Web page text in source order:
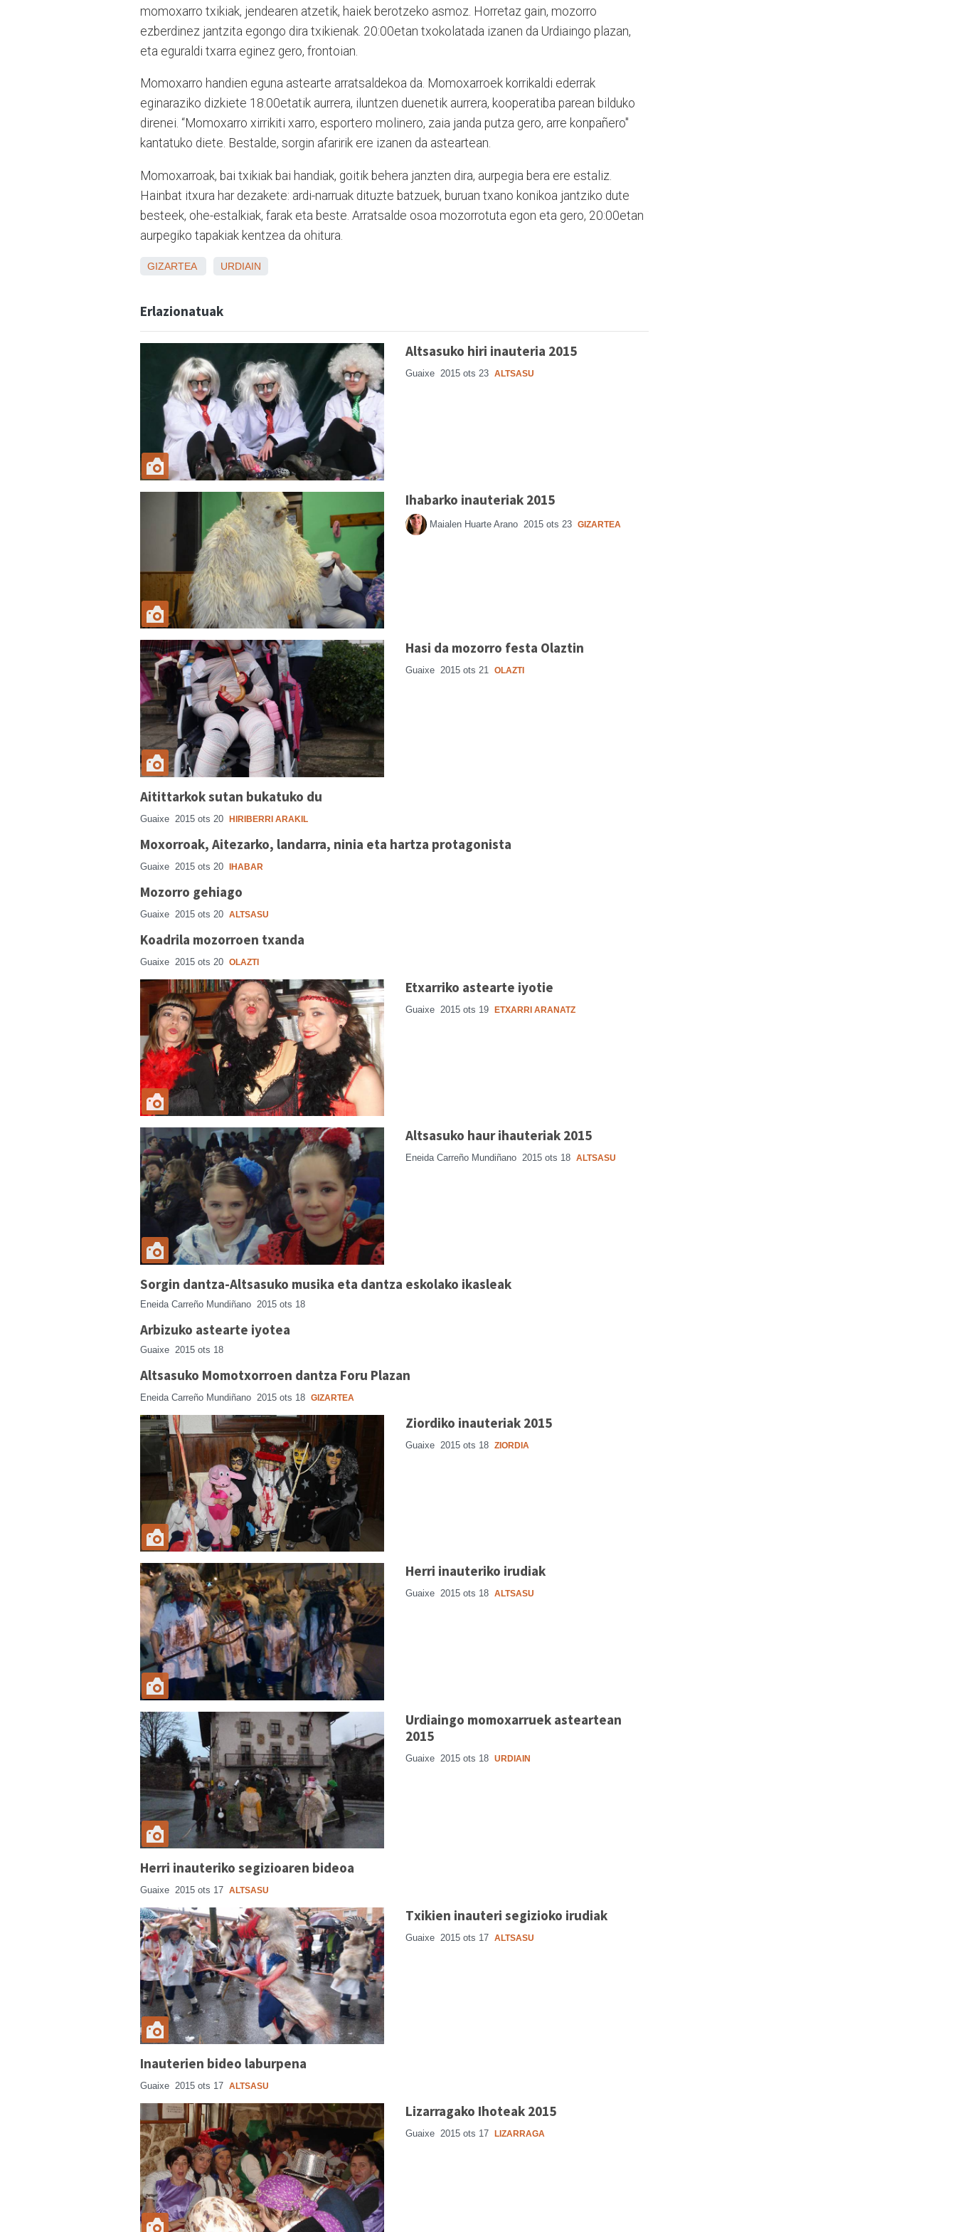
momoxarro txikiak, jendearen atzetik, haiek berotzeko asmoz. Horretaz gain, mozorro
ezberdinez jantzita egongo dira txikienak. 20:00etan txokolatada izanen da Urdiaingo plazan,
eta eguraldi txarra eginez gero, frontoian.
Momoxarro handien eguna astearte arratsaldekoa da. Momoxarroek korrikaldi ederrak
eginaraziko dizkiete 18:00etatik aurrera, iluntzen duenetik aurrera, kooperatiba parean bilduko
direnei. “Momoxarro xirrikiti xarro, esportero molinero, zaia janda putza gero, arre konpañero"
kantatuko diete. Bestalde, sorgin afaririk ere izanen da asteartean.
Momoxarroak, bai txikiak bai handiak, goitik behera janzten dira, aurpegia bera ere estaliz.
Hainbat itxura har dezakete: ardi-narruak dituzte batzuek, buruan txano konikoa jantziko dute
besteek, ohe-estalkiak, farak eta beste. Arratsalde osoa mozorrotuta egon eta gero, 20:00etan
aurpegiko tapakiak kentzea da ohitura.
GIZARTEA URDIAIN
Erlazionatuak
Altsasuko hiri inauteria 2015
Guaixe 2015 ots 23 ALTSASU
Ihabarko inauteriak 2015
Maialen Huarte Arano 2015 ots 23 GIZARTEA
Hasi da mozorro festa Olaztin
Guaixe 2015 ots 21 OLAZTI
Aitittarkok sutan bukatuko du
Guaixe 2015 ots 20 HIRIBERRI ARAKIL
Moxorroak, Aitezarko, landarra, ninia eta hartza protagonista
Guaixe 2015 ots 20 IHABAR
Mozorro gehiago
Guaixe 2015 ots 20 ALTSASU
Koadrila mozorroen txanda
Guaixe 2015 ots 20 OLAZTI
Etxarriko astearte iyotie
Guaixe 2015 ots 19 ETXARRI ARANATZ
Altsasuko haur ihauteriak 2015
Eneida Carreño Mundiñano 2015 ots 18 ALTSASU
Sorgin dantza-Altsasuko musika eta dantza eskolako ikasleak
Eneida Carreño Mundiñano 2015 ots 18
Arbizuko astearte iyotea
Guaixe 2015 ots 18
Altsasuko Momotxorroen dantza Foru Plazan
Eneida Carreño Mundiñano 2015 ots 18 GIZARTEA
Ziordiko inauteriak 2015
Guaixe 2015 ots 18 ZIORDIA
Herri inauteriko irudiak
Guaixe 2015 ots 18 ALTSASU
Urdiaingo momoxarruek asteartean
2015
Guaixe 2015 ots 18 URDIAIN
Herri inauteriko segizioaren bideoa
Guaixe 2015 ots 17 ALTSASU
Txikien inauteri segizioko irudiak
Guaixe 2015 ots 17 ALTSASU
Inauterien bideo laburpena
Guaixe 2015 ots 17 ALTSASU
Lizarragako Ihoteak 2015
Guaixe 2015 ots 17 LIZARRAGA